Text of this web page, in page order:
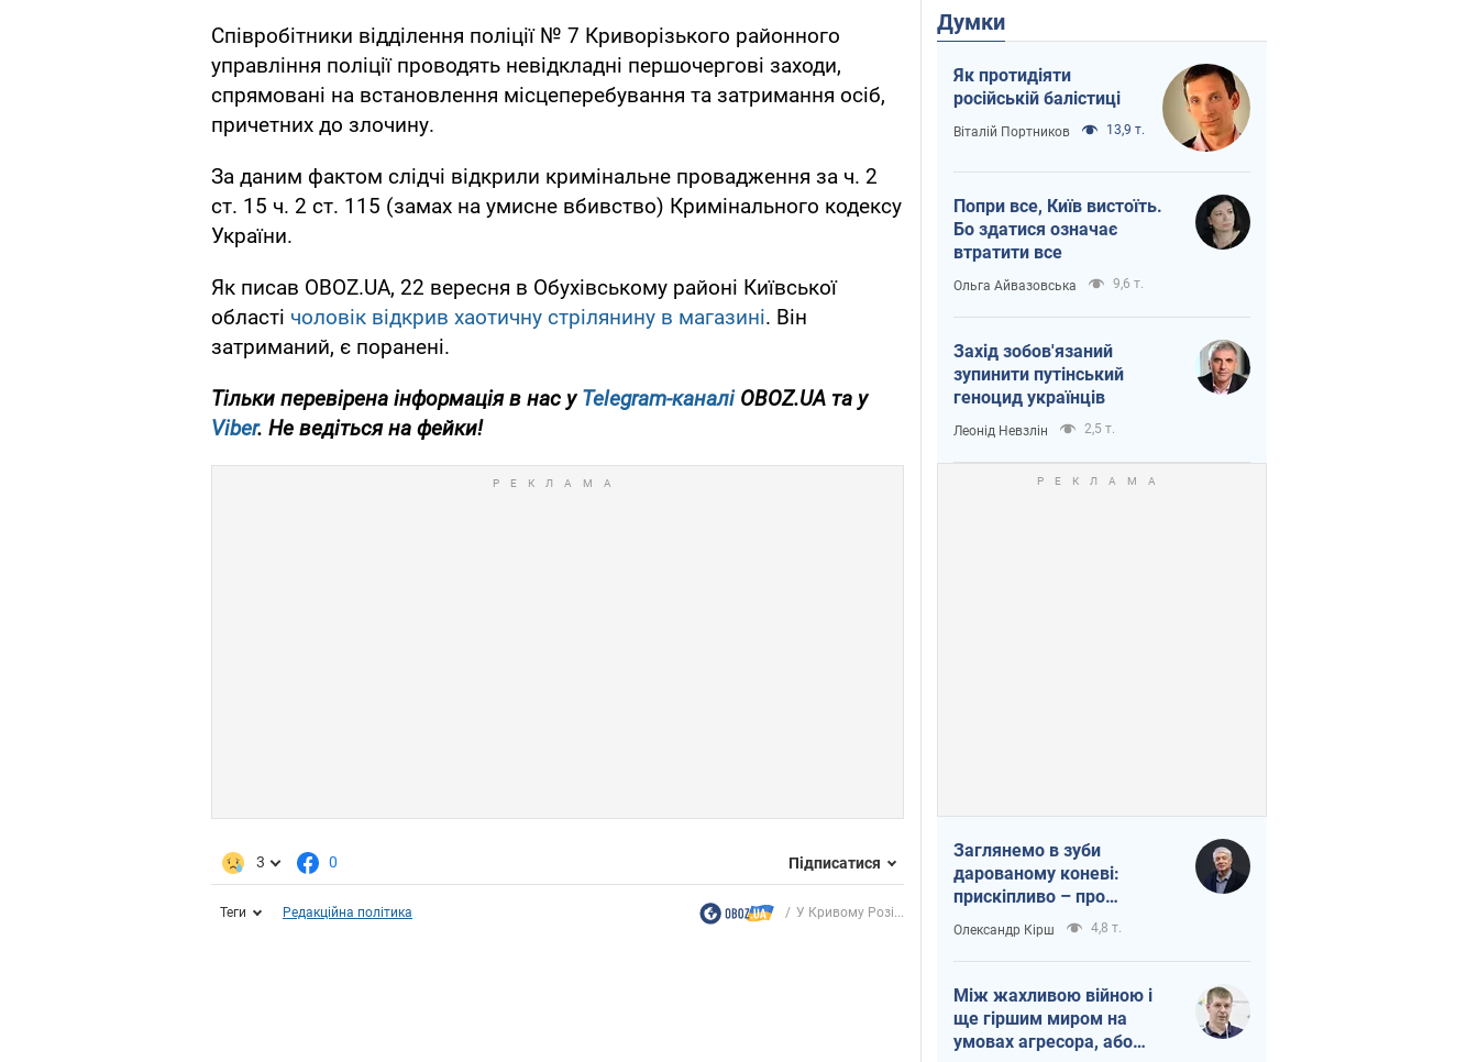
Співробітники відділення поліції № 7 Криворізького районного
управління поліції проводять невідкладні першочергові заходи,
спрямовані на встановлення місцеперебування та затримання осіб,
причетних до злочину.
За даним фактом слідчі відкрили кримінальне провадження за ч. 2
ст. 15 ч. 2 ст. 115 (замах на умисне вбивство) Кримінального кодексу
України.
Як писав OBOZ.UA, 22 вересня в Обухівському районі Київської
області чоловік відкрив хаотичну стрілянину в магазині. Він
затриманий, є поранені.
Тільки перевірена інформація в нас уTelegram-каналіOBOZ.UA та у
Viber. Не ведіться на фейки!
3 0 Підписатися
Теги Редакційна політика У Кривому Розі...
Думки
Як протидіяти
російській балістиці
Віталій Портников 13,9 т.
Попри все, Київ вистоїть.
Бо здатися означає
втратити все
Ольга Айвазовська 9,6 т.
Захід зобов'язаний
зупинити путінський
геноцид українців
Леонід Невзлін 2,5 т.
Заглянемо в зуби
дарованому коневі:
прискіпливо – про
допомогу Україні
Олександр Кірш 4,8 т.
Між жахливою війною і
ще гіршим миром на
умовах агресора, або